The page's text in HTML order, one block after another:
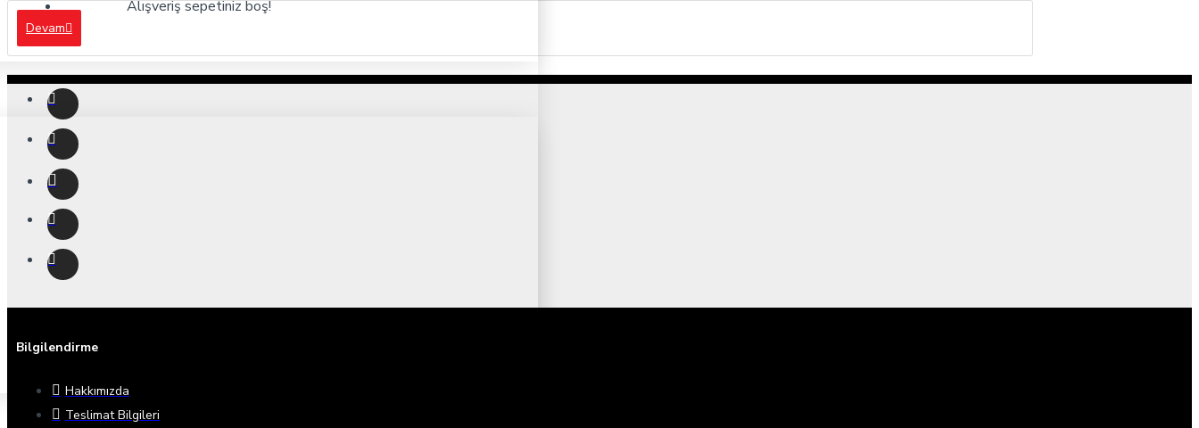
Alışveriş sepetiniz boş!
Devam
Bilgilendirme
Hakkımızda
Teslimat Bilgileri